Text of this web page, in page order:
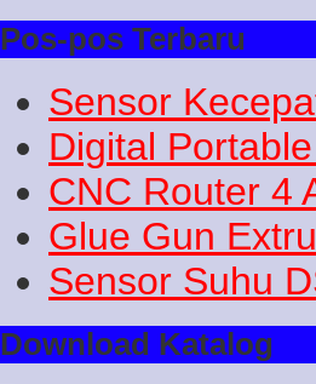
Pos-pos Terbaru
Sensor
Digital
CNC Router 4
Glue Gun
Sensor Suhu
Download Katalog